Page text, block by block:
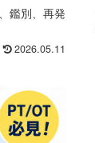
鑑別、再発
2026.05.11